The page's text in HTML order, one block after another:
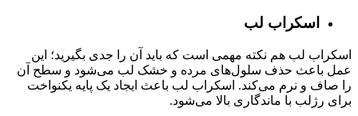
اسکراب لب
اسکراب لب هم نکته مهمی است که باید آن را جدی بگیرید؛ این
عمل باعث حذف سلول‌های مرده و خشک لب می‌شود و سطح آن
را صاف و نرم می‌کند. اسکراب لب باعث ایجاد یک پایه یکنواخت
برای رژلب با ماندگاری بالا می‌شود.